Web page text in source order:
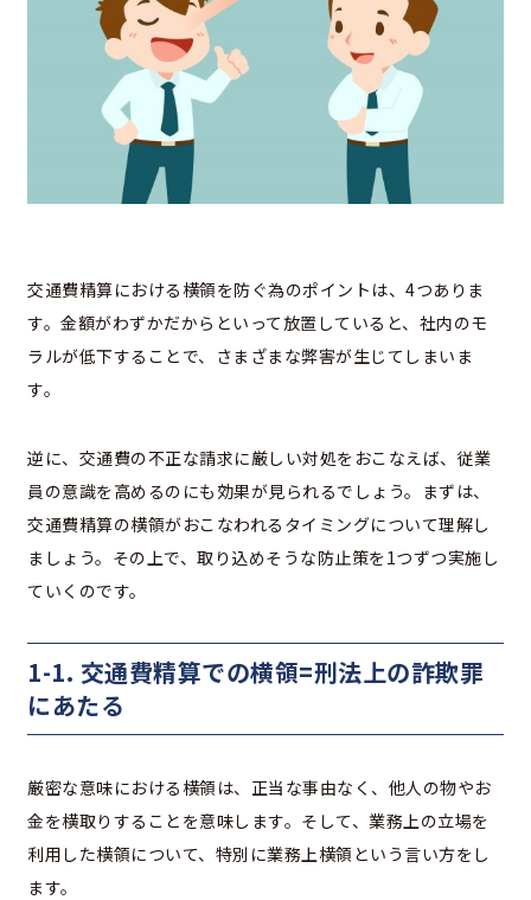
交通費精算における横領を防ぐ為のポイントは、4つありま
す。金額がわずかだからといって放置していると、社内のモ
ラルが低下することで、さまざまな弊害が生じてしまいま
す。
逆に、交通費の不正な請求に厳しい対処をおこなえば、従業
員の意識を高めるのにも効果が見られるでしょう。まずは、
交通費精算の横領がおこなわれるタイミングについて理解し
ましょう。その上で、取り込めそうな防止策を1つずつ実施し
ていくのです。
1-1. 交通費精算での横領=刑法上の詐欺罪
にあたる
厳密な意味における横領は、正当な事由なく、他人の物やお
金を横取りすることを意味します。そして、業務上の立場を
利用した横領について、特別に業務上横領という言い方をし
ます。